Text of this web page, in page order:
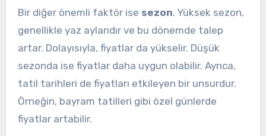
Bir diğer önemli faktör ise sezon. Yüksek sezon,
genellikle yaz aylarıdır ve bu dönemde talep
artar. Dolayısıyla, fiyatlar da yükselir. Düşük
sezonda ise fiyatlar daha uygun olabilir. Ayrıca,
tatil tarihleri de fiyatları etkileyen bir unsurdur.
Örneğin, bayram tatilleri gibi özel günlerde
fiyatlar artabilir.